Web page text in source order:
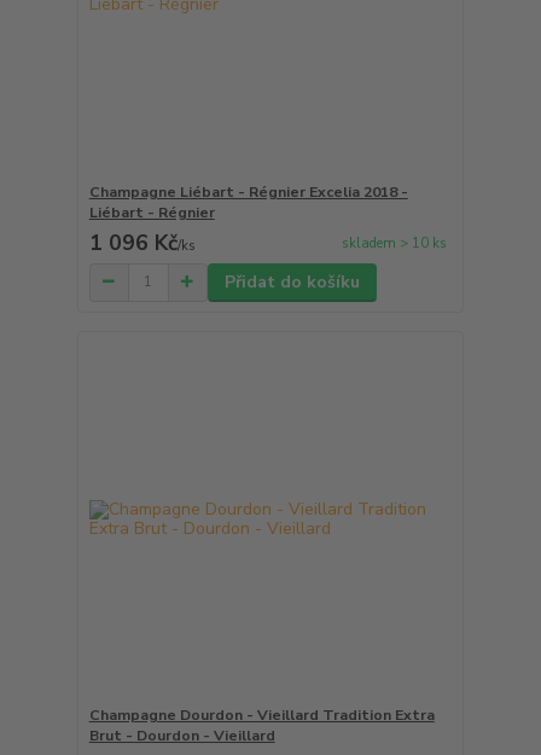
Champagne Liébart - Régnier Excelia 2018 -
Liébart - Régnier
1 096 Kč/ks skladem > 10 ks
Přidat do košíku
Champagne Dourdon - Vieillard Tradition Extra
Brut - Dourdon - Vieillard